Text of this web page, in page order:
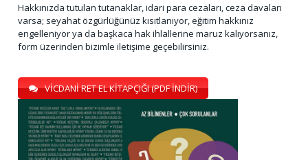
Hakkınızda tutulan tutanaklar, idari para cezaları, ceza davaları
varsa; seyahat özgürlüğünüz kısıtlanıyor, eğitim hakkınız
engelleniyor ya da başkaca hak ihlallerine maruz kalıyorsanız,
form üzerinden bizimle iletişime geçebilirsiniz.
VİCDANİ RET EL KİTAPÇIĞI (PDF İNDİR)